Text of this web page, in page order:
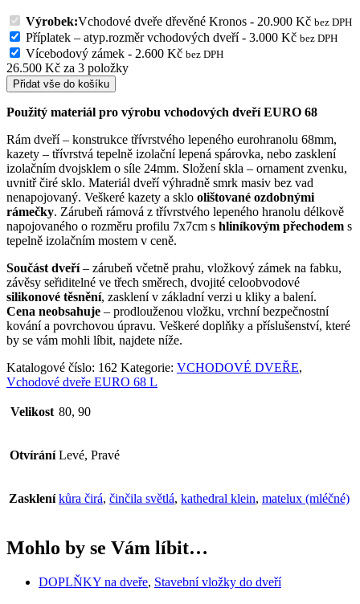
Výrobek:Vchodové dveře dřevěné Kronos - 20.900 Kč bez DPH
Příplatek – atyp.rozměr vchodových dveří- 3.000 Kč bez DPH
Vícebodový zámek - 2.600 Kč bez DPH
26.500 Kč za 3 položky
Přidat vše do košíku
Použitý materiál pro výrobu vchodových dveří EURO 68
Rám dveří – konstrukce třívrstvého lepeného eurohranolu 68mm,
kazety – třívrstvá tepelně izolační lepená spárovka, nebo zasklení
izolačním dvojsklem o síle 24mm. Složení skla – ornament zvenku,
uvnitř čiré sklo. Materiál dveří výhradně smrk masiv bez vad
nenapojovaný. Veškeré kazety a sklo olištované ozdobnými
rámečky. Zárubeň rámová z třívrstvého lepeného hranolu délkově
napojovaného o rozměru profilu 7x7cm s hliníkovým přechodem s
tepelně izolačním mostem v ceně.
Součást dveří– zárubeň včetně prahu, vložkový zámek na fabku,
závěsy seřiditelné ve třech směrech, dvojité celoobvodové
silikonové těsnění, zasklení v základní verzi u kliky a balení.
Cena neobsahuje – prodlouženou vložku, vrchní bezpečnostní
kování a povrchovou úpravu. Veškeré doplňky a příslušenství, které
by se vám mohli líbit, najdete níže.
Katalogové číslo: 162 Kategorie: VCHODOVÉ DVEŘE,
Vchodové dveře EURO 68 L
Velikost 80, 90
Otvírání Levé, Pravé
Zasklení kůra čirá, činčila světlá, kathedral klein, matelux (mléčné)
Mohlo by se Vám líbit…
DOPLŇKY na dveře, Stavební vložky do dveří